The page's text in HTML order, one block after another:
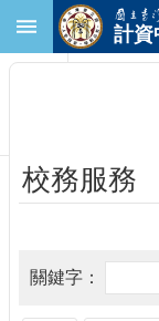
跳到主要內容區塊
首
頁
首
計資
校務服務